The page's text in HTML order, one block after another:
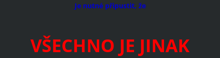
Je nutné připustit, že
VŠECHNO JE JINAK